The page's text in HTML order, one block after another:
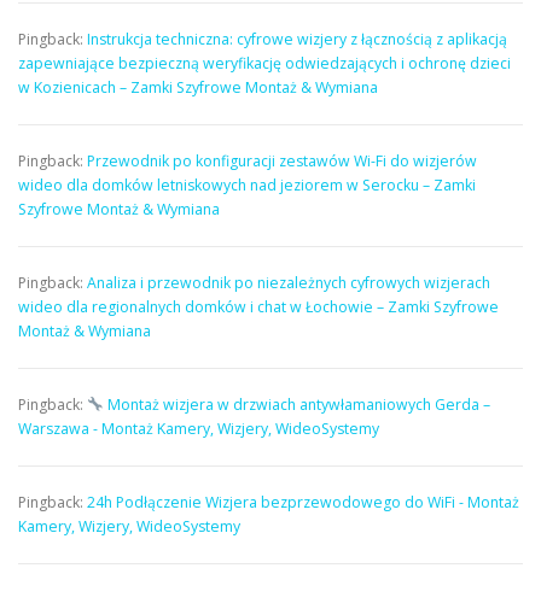
Pingback: Instrukcja techniczna: cyfrowe wizjery z łącznością z aplikacją
zapewniające bezpieczną weryfikację odwiedzających i ochronę dzieci
w Kozienicach – Zamki Szyfrowe Montaż & Wymiana
Pingback: Przewodnik po konfiguracji zestawów Wi-Fi do wizjerów
wideo dla domków letniskowych nad jeziorem w Serocku – Zamki
Szyfrowe Montaż & Wymiana
Pingback: Analiza i przewodnik po niezależnych cyfrowych wizjerach
wideo dla regionalnych domków i chat w Łochowie – Zamki Szyfrowe
Montaż & Wymiana
Pingback:
Montaż wizjera w drzwiach antywłamaniowych Gerda –
Warszawa - Montaż Kamery, Wizjery, WideoSystemy
Pingback: 24h Podłączenie Wizjera bezprzewodowego do WiFi - Montaż
Kamery, Wizjery, WideoSystemy